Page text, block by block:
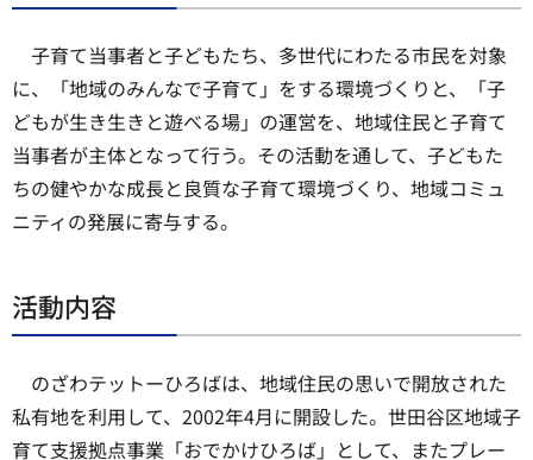
子育て当事者と子どもたち、多世代にわたる市民を対象
に、「地域のみんなで子育て」をする環境づくりと、「子
どもが生き生きと遊べる場」の運営を、地域住民と子育て
当事者が主体となって行う。その活動を通して、子どもた
ちの健やかな成長と良質な子育て環境づくり、地域コミュ
ニティの発展に寄与する。
活動内容
のざわテットーひろばは、地域住民の思いで開放された
私有地を利用して、2002年4月に開設した。世田谷区地域子
育て支援拠点事業「おでかけひろば」として、またプレー